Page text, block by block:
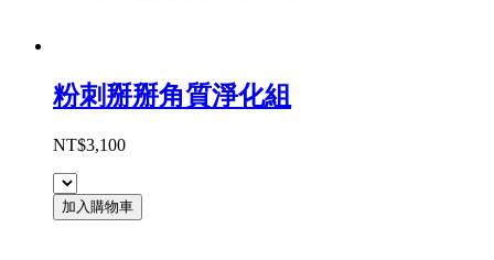
粉刺掰掰角質淨化組
NT$3,100
加入購物車